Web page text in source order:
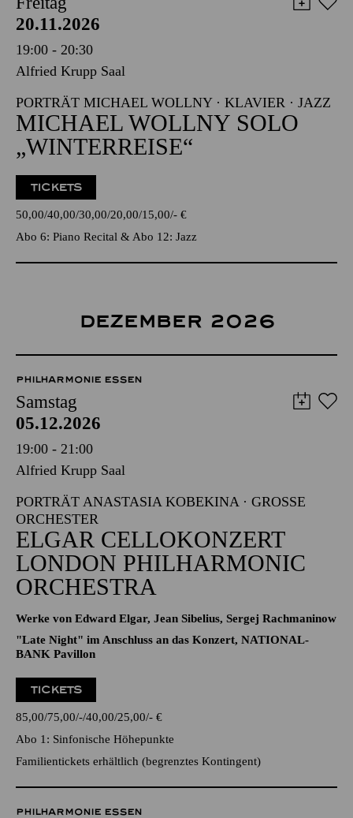
20.11.2026
19:00 - 20:30
Alfried Krupp Saal
PORTRÄT MICHAEL WOLLNY · KLAVIER · JAZZ
MICHAEL WOLLNY SOLO
„WINTERREISE“
TICKETS
50,00 40,00 30,00 20,00 15,00 - €
Abo 6: Piano Recital & Abo 12: Jazz
DEZEMBER 2026
PHILHARMONIE ESSEN
Samstag
05.12.2026
19:00 - 21:00
Alfried Krupp Saal
PORTRÄT ANASTASIA KOBEKINA · GROSSE O
RCHESTER
ELGAR CELLOKONZERT
LONDON PHILHARMONIC
ORCHESTRA
Werke von Edward Elgar, Jean Sibelius, Sergej Rachmaninow
"Late Night" im Anschluss an das Konzert, NATIONAL-
BANK Pavillon
TICKETS
85,00 75,00 - 40,00 25,00 - €
Abo 1: Sinfonische Höhepunkte
Familientickets erhältlich (begrenztes Kontingent)
PHILHARMONIE ESSEN